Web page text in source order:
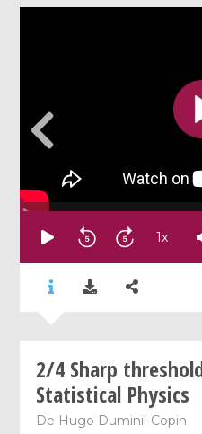
1x
2/4 Sharp
Statistical Physics
De Hugo Duminil-Copin